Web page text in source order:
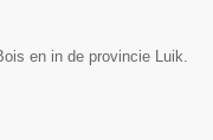
en in de provincie Luik.